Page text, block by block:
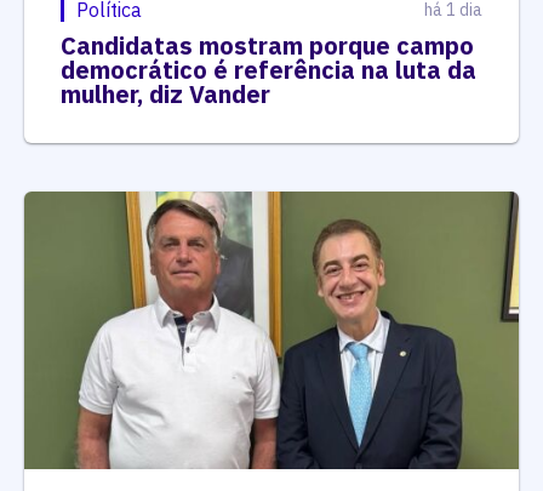
Política há 1 dia
Candidatas mostram porque campo
democrático é referência na luta da
mulher, diz Vander